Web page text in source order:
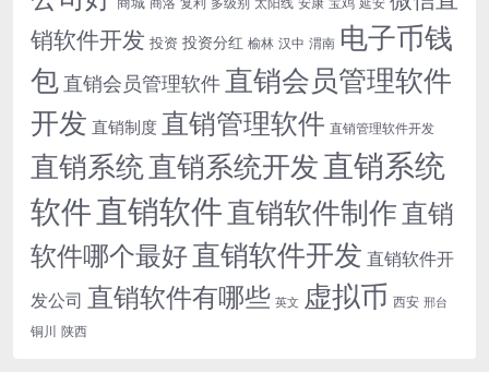
销软件开发 投资 投资分红 榆林 汉中 渭南 电子币钱
包 直销会员管理软件 直销会员管理软件
开发 直销制度 直销管理软件 直销管理软件开发
直销系统直销系统开发直销系统
软件直销软件直销软件制作直销
软件哪个最好直销软件开发 直销软件开
发公司 直销软件有哪些 英文 虚拟币 西安 邢台
铜川 陕西